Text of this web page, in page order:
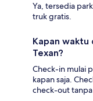
Ya, tersedia
truk gratis.
Kapan waktu
Texan?
Check-in mulai
kapan saja.
check-out